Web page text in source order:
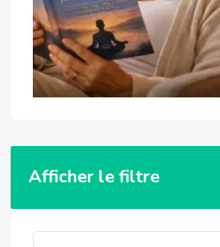
Afficher le filtre